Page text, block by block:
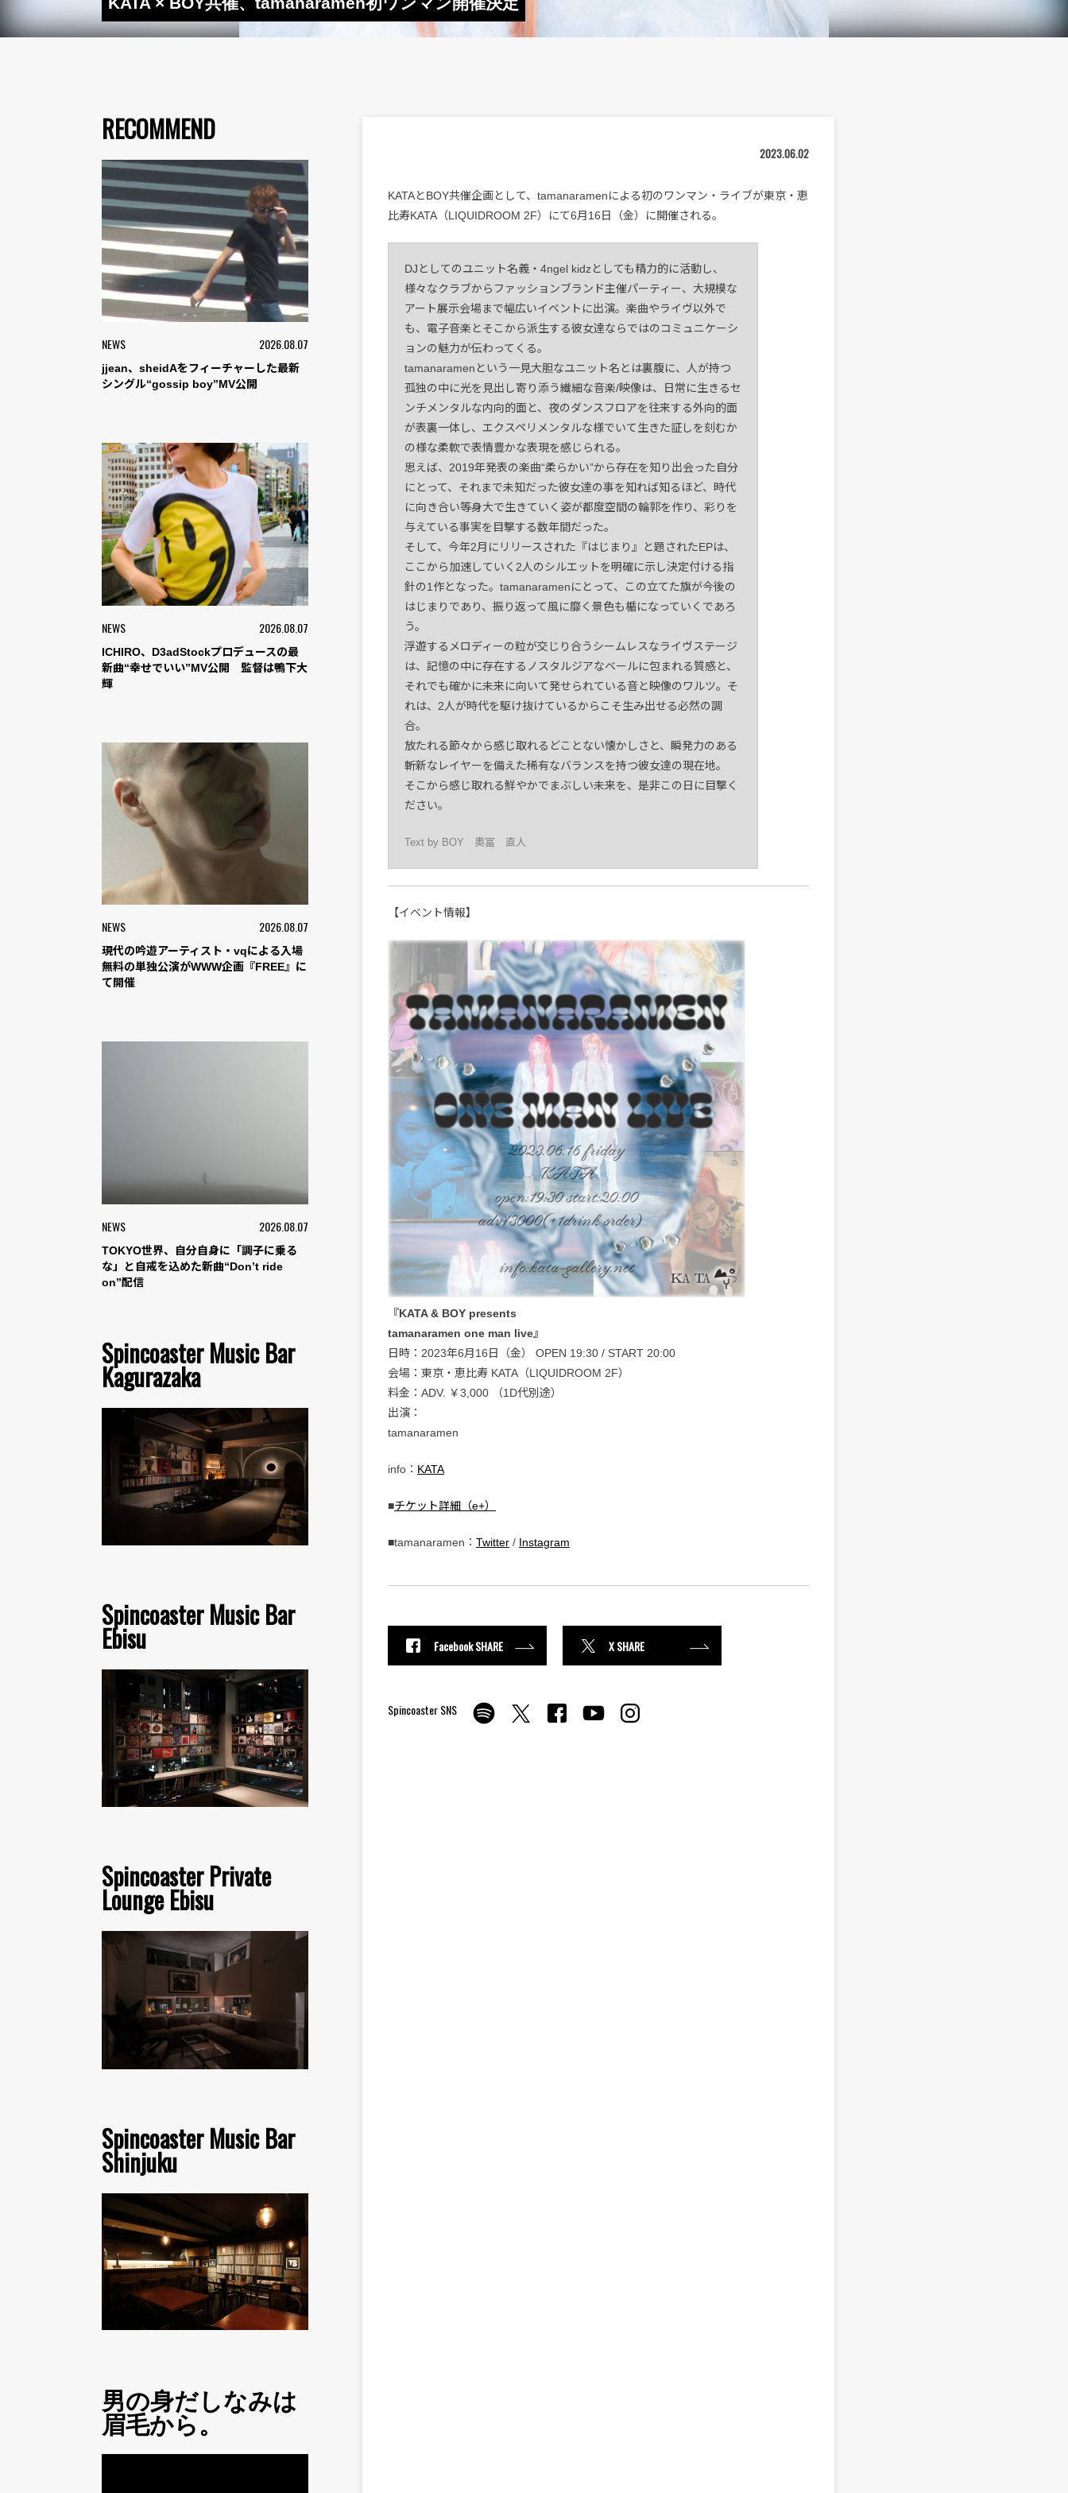
RECOMMEND
NEWS 2026.08.07
jjean、sheidAをフィーチャーした最新
シングル“gossip boy”MV公開
NEWS 2026.08.07
ICHIRO、D3adStockプロデュースの最
新曲“幸せでいい”MV公開 監督は鴨下大
輝
NEWS 2026.08.07
現代の吟遊アーティスト・vqによる入場
無料の単独公演がWWW企画『FREE』に
て開催
NEWS 2026.08.07
TOKYO世界、自分自身に「調子に乗る
な」と自戒を込めた新曲“Don’t ride
on”配信
Spincoaster Music Bar
Kagurazaka
Spincoaster Music Bar
Ebisu
Spincoaster Private
Lounge Ebisu
Spincoaster Music Bar
Shinjuku
男の身だしなみは
眉毛から。
2023.06.02
KATAとBOY共催企画として、tamanaramenによる初のワンマン・ライブが東京・恵
比寿KATA（LIQUIDROOM 2F）にて6月16日（金）に開催される。
DJとしてのユニット名義・4ngel kidzとしても精力的に活動し、
様々なクラブからファッションブランド主催パーティー、大規模な
アート展示会場まで幅広いイベントに出演。楽曲やライヴ以外で
も、電子音楽とそこから派生する彼女達ならではのコミュニケーシ
ョンの魅力が伝わってくる。
tamanaramenという一見大胆なユニット名とは裏腹に、人が持つ
孤独の中に光を見出し寄り添う繊細な音楽/映像は、日常に生きるセ
ンチメンタルな内向的面と、夜のダンスフロアを往来する外向的面
が表裏一体し、エクスペリメンタルな様でいて生きた証しを刻むか
の様な柔軟で表情豊かな表現を感じられる。
思えば、2019年発表の楽曲“柔らかい”から存在を知り出会った自分
にとって、それまで未知だった彼女達の事を知れば知るほど、時代
に向き合い等身大で生きていく姿が都度空間の輪郭を作り、彩りを
与えている事実を目撃する数年間だった。
そして、今年2月にリリースされた『はじまり』と題されたEPは、
ここから加速していく2人のシルエットを明確に示し決定付ける指
針の1作となった。tamanaramenにとって、この立てた旗が今後の
はじまりであり、振り返って風に靡く景色も楯になっていくであろ
う。
浮遊するメロディーの粒が交じり合うシームレスなライヴステージ
は、記憶の中に存在するノスタルジアなベールに包まれる質感と、
それでも確かに未来に向いて発せられている音と映像のワルツ。そ
れは、2人が時代を駆け抜けているからこそ生み出せる必然の調
合。
放たれる節々から感じ取れるどことない懐かしさと、瞬発力のある
斬新なレイヤーを備えた稀有なバランスを持つ彼女達の現在地。
そこから感じ取れる鮮やかでまぶしい未来を、是非この日に目撃く
ださい。
Text by BOY 奧冨 直人
【イベント情報】
『KATA & BOY presents
tamanaramen one man live』
日時：2023年6月16日（金） OPEN 19:30 / START 20:00
会場：東京・恵比寿 KATA（LIQUIDROOM 2F）
料金：ADV. ￥3,000 （1D代別途）
出演：
tamanaramen
info： KATA
■チケット詳細（e+）
■tamanaramen： Twitter / Instagram
Facebook SHARE X SHARE
Spincoaster SNS